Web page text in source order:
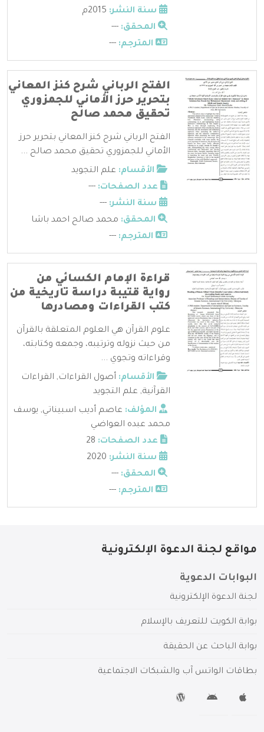
سنة النشر:
المحقق: ---
المترجم: ---
الفتح الرباني شرح كنز المعاني
بتحرير حرز الأماني للجمزوري
تحقيق محمد صالح
الفتح الرباني شرح كنز المعاني بتحرير حرز
الأماني للجمزوري تحقيق محمد صالح ...
الأقسام: علم التجويد
عدد الصفحات: ---
سنة النشر: ---
المحقق: محمد صالح احمد باشا
المترجم: ---
قراءة الإمام الكسائي من
رواية قتيبة دراسة تاريخية من
كتب القراءات ومصادرها
علوم القرآن هي العلوم المتعلقة بالقرآن
من حيث نزوله وترتيبه، وجمعه وكتابته،
وقراءاته وتجوي ...
الأقسام: أصول القراءات, القراءات
القرآنية, علم التجويد
المؤلف: عاصم أديب اسبيناتي, يوسف
محمد عبده العواضي
عدد الصفحات:
سنة النشر:
المحقق: ---
المترجم: ---
مواقع لجنة الدعوة الإلكترونية
البوابات الدعوية
لجنة الدعوة الإلكترونية
بوابة الكويت للتعريف بالإسلام
بوابة الباحث عن الحقيقة
بطاقات الواتس آب والشبكات الاجتماعية